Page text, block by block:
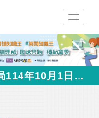
至10月23日之公告，請至教育局臨時網站查詢